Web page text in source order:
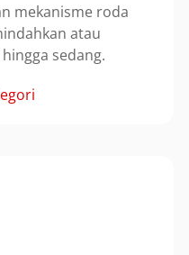
mekanisme roda
atau
sedang.